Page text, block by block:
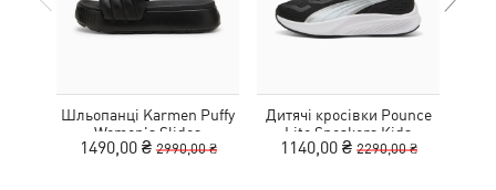
Шльопанці Karmen Puffy
Women's Slides
1490,00 ₴ 2990,00 ₴
Дитячі кросівки Pounce
Lite Sneakers Kids
1140,00 ₴ 2290,00 ₴